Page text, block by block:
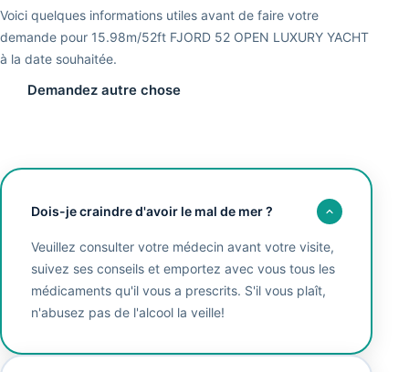
Voici quelques informations utiles avant de faire votre
demande pour 15.98m/52ft FJORD 52 OPEN LUXURY YACHT
à la date souhaitée.
Demandez autre chose
Dois-je craindre d'avoir le mal de mer ?
Veuillez consulter votre médecin avant votre visite,
suivez ses conseils et emportez avec vous tous les
médicaments qu'il vous a prescrits. S'il vous plaît,
n'abusez pas de l'alcool la veille!